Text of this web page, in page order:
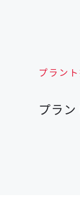
プラン
プラ